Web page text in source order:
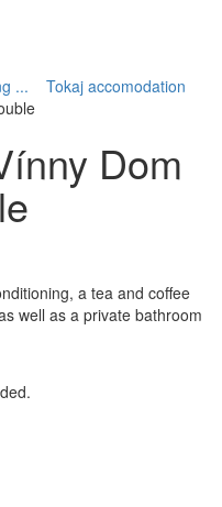
...
Tokaj accomodation
Dom
a tea and coffee
well as a private bathroom